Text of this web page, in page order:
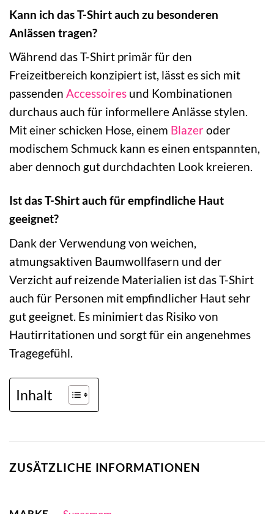
Kann ich das T-Shirt auch zu besonderen
Anlässen tragen?
Während das T-Shirt primär für den
Freizeitbereich konzipiert ist, lässt es sich mit
passenden Accessoires und Kombinationen
durchaus auch für informellere Anlässe stylen.
Mit einer schicken Hose, einem Blazeroder
modischem Schmuck kann es einen entspannten,
aber dennoch gut durchdachten Look kreieren.
Ist das T-Shirt auch für empfindliche Haut
geeignet?
Dank der Verwendung von weichen,
atmungsaktiven Baumwollfasern und der
Verzicht auf reizende Materialien ist das T-Shirt
auch für Personen mit empfindlicher Haut sehr
gut geeignet. Es minimiert das Risiko von
Hautirritationen und sorgt für ein angenehmes
Tragegefühl.
Inhalt
ZUSÄTZLICHE INFORMATIONEN